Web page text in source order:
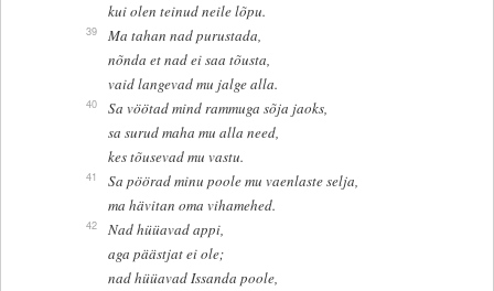
kui olen teinud neile lõpu.
39
Ma tahan nad purustada,
nõnda et nad ei saa tõusta,
vaid langevad mu jalge alla.
40
Sa vöötad mind rammuga sõja jaoks,
sa surud maha mu alla need,
kes tõusevad mu vastu.
41
Sa pöörad minu poole mu vaenlaste selja,
ma hävitan oma vihamehed.
42
Nad hüüavad appi,
aga päästjat ei ole;
nad hüüavad Issanda poole,